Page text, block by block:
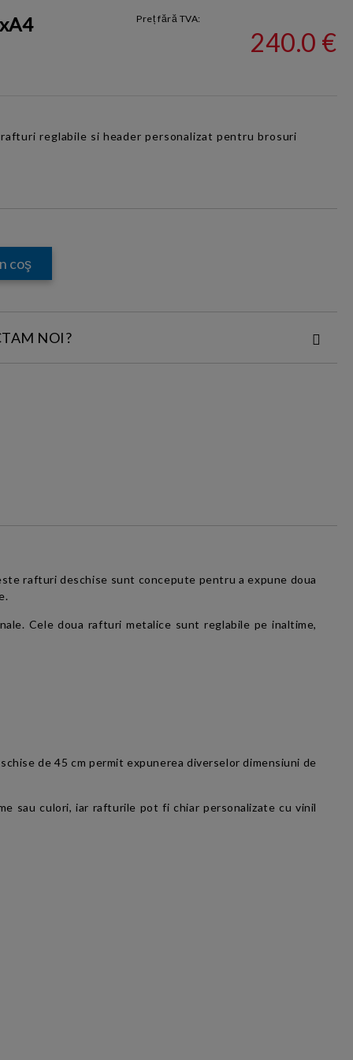
Preț fără TVA:
240.0 €
reglabile si header personalizat pentru brosuri
NOI?
rafturi deschise sunt concepute pentru a expune doua
Cele doua rafturi metalice sunt reglabile pe inaltime,
de 45 cm permit expunerea diverselor dimensiuni de
sau culori, iar rafturile pot fi chiar personalizate cu vinil